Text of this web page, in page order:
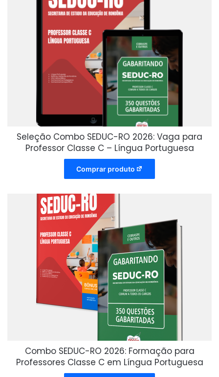
Seleção Combo SEDUC-RO 2026: Vaga para
Professor Classe C – Língua Portuguesa
Comprar produto
Combo SEDUC-RO 2026: Formação para
Professores Classe C em Língua Portuguesa